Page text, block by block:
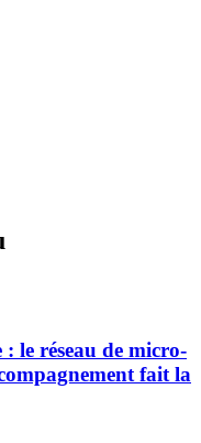
le réseau de micro-
fait la